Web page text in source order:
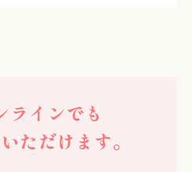
ラインでも
ただけます。